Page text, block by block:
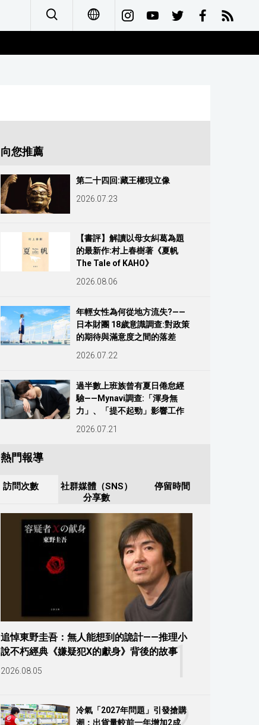
العربية
向您推薦
第二十四回:藏王權現立像
2026.07.23
【書評】解讀以母女糾葛為題
的最新作:村上春樹著《夏帆
The Tale of KAHO》
2026.08.06
年輕女性為何從地方流失?——
日本財團 18歲意識調查:對政策
的期待與滿意度之間的落差
2026.07.22
過半數上班族曾有夏日倦怠經
驗——Mynavi調查:「渾身無
力」、「提不起勁」影響工作
2026.07.21
熱門報導
訪問次數
社群媒體（SNS）
分享數
停留時間
1
追悼東野圭吾：無人能想到的詭計——推理小
說不朽經典《嫌疑犯X的獻身》背後的故事
2026.08.05
冷氣「2027年問題」引發搶購
潮：出貨量較前一年增加2成